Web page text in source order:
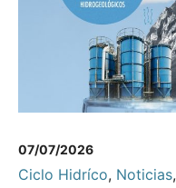
07/07/2026
Ciclo Hidríco, Noticias,